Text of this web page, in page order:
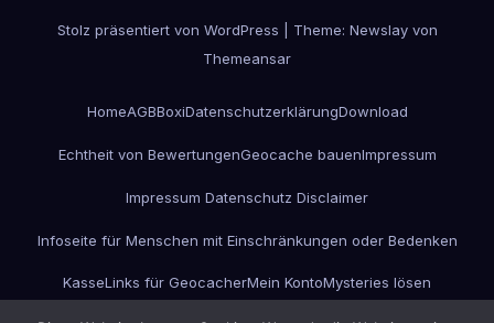
Stolz präsentiert von WordPress Theme: Newslayvon
Themeansar
HomeAGBBoxiDatenschutzerklärungDownload
Echtheit von BewertungenGeocache bauenImpressum
Impressum Datenschutz Disclaimer
Infoseite für Menschen mit Einschränkungen oder Bedenken
KasseLinks für GeocacherMein KontoMysteries lösen